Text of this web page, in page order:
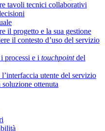
tavoli tecnici collaborativi
il progetto e la sua gestione
il contesto d’uso del servizio
processi e i touchpointdel
utente del servizio
ottenuta